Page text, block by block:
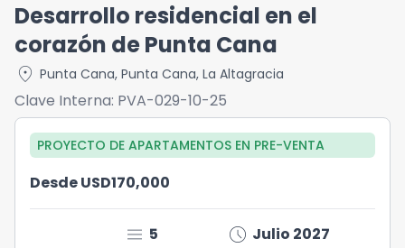
Desarrollo residencial en el
corazón de Punta Cana
location_on Punta Cana, Punta Cana, La Altagracia
Clave Interna: PVA-029-10-25
PROYECTO DE APARTAMENTOS EN PRE-VENTA
Desde USD170,000
menu 5 schedule Julio 2027